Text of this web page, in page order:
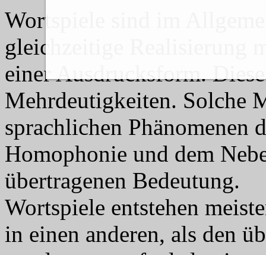
Wortspiele sind im
gleichzeitige Realisierung
einer Ausdrucksform.
Mehrdeutigkeiten. Solche
sprachlichen Phänomenen
Homophonie und dem
übertragenen Bedeutung.
Wortspiele entstehen
in einen anderen, als den